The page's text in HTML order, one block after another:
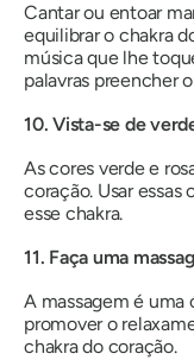
Cantar ou entoar
equilibrar o chakra
música que lhe
palavras preencher
10. Vista-se de
As cores verde e
coração. Usar essas
esse chakra.
11. Faça uma
A massagem é uma
promover o
chakra do coração.